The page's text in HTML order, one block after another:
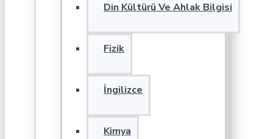
Din Kültürü Ve Ahlak Bilgisi
Fizik
İngilizce
Kimya